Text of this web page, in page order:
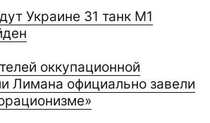
Украине 31 танк M1
оккупационной
Лимана официально завели